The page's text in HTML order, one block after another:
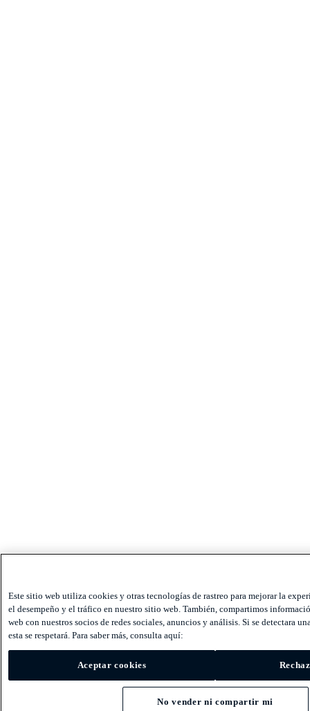
Este sitio web utiliza cookies y otras tecnologías de rastreo para mejorar la
el desempeño y el tráfico en nuestro sitio web. También, compartimos
web con nuestros socios de redes sociales, anuncios y análisis. Si se detectara
esta se respetará. Para saber más, consulta aquí:
Aceptar cookies
No vender ni compartir mi